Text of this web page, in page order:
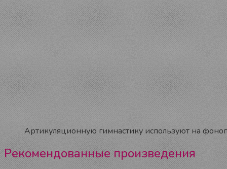
Артикуляционную гимнастику используют на
Рекомендованные произведения